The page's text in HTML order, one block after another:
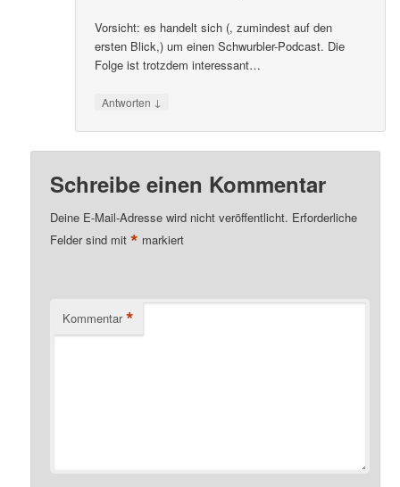
Vorsicht: es handelt sich (, zumindest auf den
ersten Blick,) um einen Schwurbler-Podcast. Die
Folge ist trotzdem interessant…
Antworten ↓
Schreibe einen Kommentar
Deine E-Mail-Adresse wird nicht veröffentlicht. Erforderliche
Felder sind mit* markiert
Kommentar *